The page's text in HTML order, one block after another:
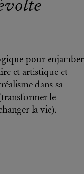
pour enjamber
et artistique et
dans sa
le
la vie).